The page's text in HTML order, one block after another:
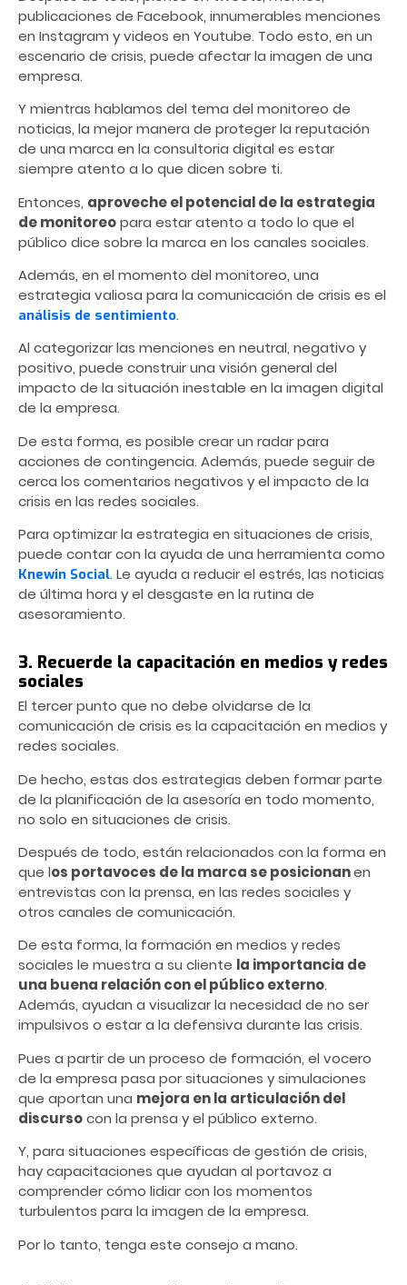
publicaciones de Facebook, innumerables menciones
en Instagram y videos en Youtube. Todo esto, en un
escenario de crisis, puede afectar la imagen de una
empresa.
Y mientras hablamos del tema del monitoreo de
noticias, la mejor manera de proteger la reputación
de una marca en la consultoria digital es estar
siempre atento a lo que dicen sobre ti.
Entonces, aproveche el potencial de la estrategia
de monitoreopara estar atento a todo lo que el
público dice sobre la marca en los canales sociales.
Además, en el momento del monitoreo, una
estrategia valiosa para la comunicación de crisis es el
análisis de sentimiento.
Al categorizar las menciones en neutral, negativo y
positivo, puede construir una visión general del
impacto de la situación inestable en la imagen digital
de la empresa.
De esta forma, es posible crear un radar para
acciones de contingencia. Además, puede seguir de
cerca los comentarios negativos y el impacto de la
crisis en las redes sociales.
Para optimizar la estrategia en situaciones de crisis,
puede contar con la ayuda de una herramienta como
Knewin Social. Le ayuda a reducir el estrés, las noticias
de última hora y el desgaste en la rutina de
asesoramiento.
3. Recuerde la capacitación en medios y redes
sociales
El tercer punto que no debe olvidarse de la
comunicación de crisis es la capacitación en medios y
redes sociales.
De hecho, estas dos estrategias deben formar parte
de la planificación de la asesoría en todo momento,
no solo en situaciones de crisis.
Después de todo, están relacionados con la forma en
que los portavoces de la marca se posicionanen
entrevistas con la prensa, en las redes sociales y
otros canales de comunicación.
De esta forma, la formación en medios y redes
sociales le muestra a su cliente la importancia de
una buena relación con el público externo.
Además, ayudan a visualizar la necesidad de no ser
impulsivos o estar a la defensiva durante las crisis.
Pues a partir de un proceso de formación, el vocero
de la empresa pasa por situaciones y simulaciones
que aportan una mejora en la articulación del
discursocon la prensa y el público externo.
Y, para situaciones específicas de gestión de crisis,
hay capacitaciones que ayudan al portavoz a
comprender cómo lidiar con los momentos
turbulentos para la imagen de la empresa.
Por lo tanto, tenga este consejo a mano.